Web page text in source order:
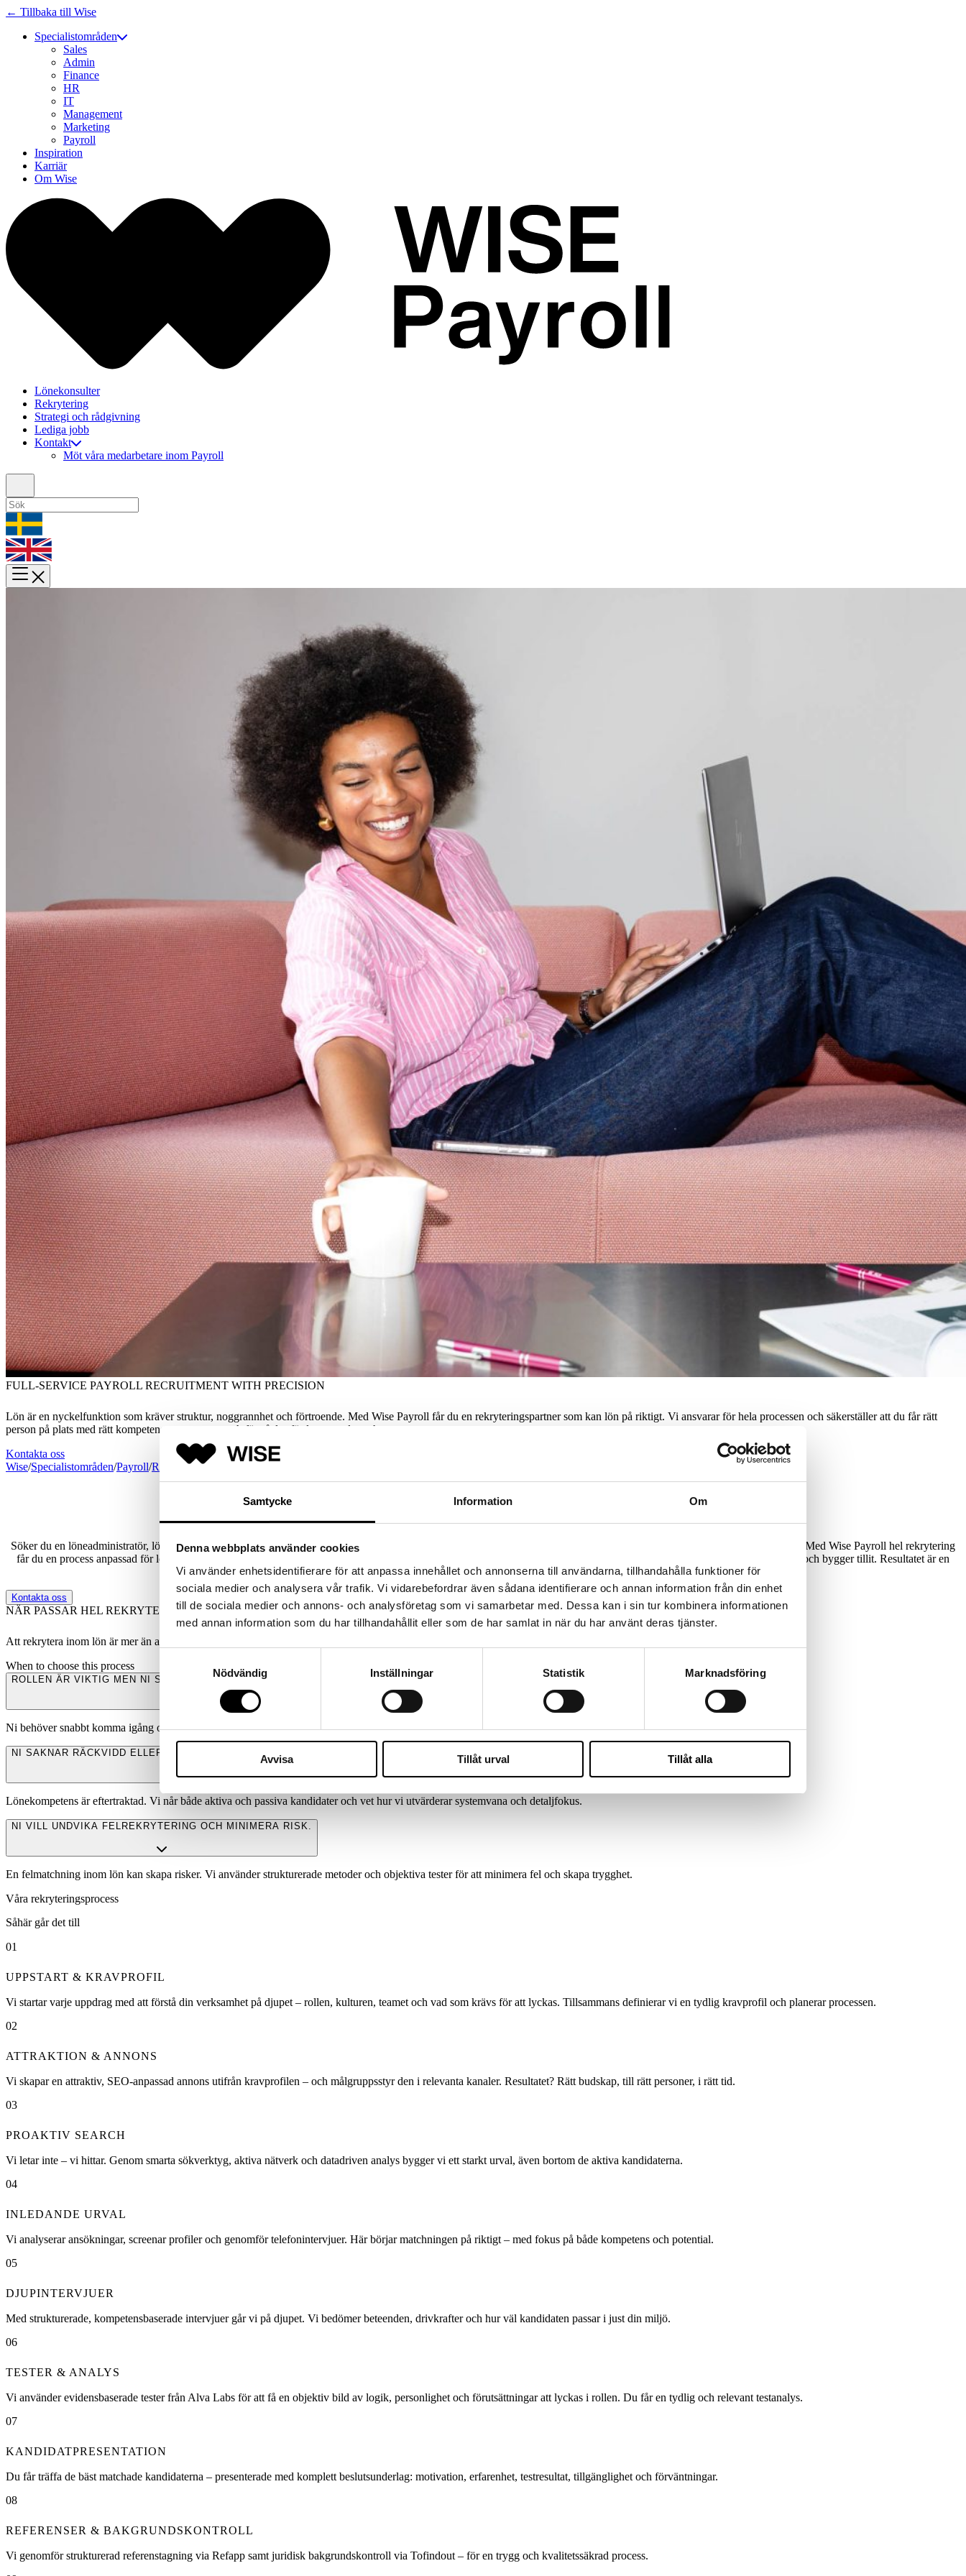
Samtycke Information Om
Denna webbplats använder cookies
Vi använder enhetsidentifierare för att anpassa innehållet och annonserna till användarna, tillhandahålla funktioner för
sociala medier och analysera vår trafik. Vi vidarebefordrar även sådana identifierare och annan information från din enhet
till de sociala medier och annons- och analysföretag som vi samarbetar med. Dessa kan i sin tur kombinera informationen
med annan information som du har tillhandahållit eller som de har samlat in när du har använt deras tjänster.
Nödvändig
Inställningar Statistik Marknadsföring
Avvisa Tillåt urval Tillåt alla
← Tillbaka till Wise
Specialistområden
Sales
Admin
Finance
HR
IT
Management
Marketing
Payroll
Inspiration
Karriär
Om Wise
Lönekonsulter
Rekrytering
Strategi och rådgivning
Lediga jobb
Kontakt
Möt våra medarbetare inom Payroll
FULL-SERVICE PAYROLL RECRUITMENT WITH PRECISION
Lön är en nyckelfunktion som kräver struktur, noggrannhet och förtroende. Med Wise Payroll får du en rekryteringspartner som kan lön på riktigt. Vi ansvarar för hela processen och säkerställer att du får rätt
person på plats med rätt kompetens, systemvana och förståelse för lagar, regler och processer.
Kontakta oss
Wise/Specialistområden/Payroll/Rekrytering/
Söker du en löneadministratör, lönespecialist eller teamledare som kan hantera både det operativa och det strategiska, men dessutom klarar av rollen, tempot och systemkraven? Med Wise Payroll hel rekrytering
får du en process anpassad för löneområdet. Vi kombinerar systemkunskap, branschförståelse och beprövade urvalsmetoder för att leverera kandidater som klarar komplexitet och bygger tillit. Resultatet är en
trygg, träffsäker rekrytering som gör skillnad från dag ett.
Kontakta oss
NÄR PASSAR HEL REKRYTERING?
Att rekrytera inom lön är mer än att fylla en funktion. Det handlar om tillit, lagkrav och kvalitet. Här är tre vanliga situationer där Wise Payroll helrekrytering gör verklig skillnad.
When to choose this process
ROLLEN ÄR VIKTIG MEN NI SAKNAR TID ATT DRIVA PROCESSEN SJÄLVA.
Ni behöver snabbt komma igång och vill ha en partner som tar ansvar för hela rekryteringsflödet.
NI SAKNAR RÄCKVIDD ELLER ERFARENHET INOM MARKNADSREKRYTERING.
Lönekompetens är eftertraktad. Vi når både aktiva och passiva kandidater och vet hur vi utvärderar systemvana och detaljfokus.
NI VILL UNDVIKA FELREKRYTERING OCH MINIMERA RISK.
En felmatchning inom lön kan skapa risker. Vi använder strukturerade metoder och objektiva tester för att minimera fel och skapa trygghet.
Våra rekryteringsprocess
Såhär går det till
01
UPPSTART & KRAVPROFIL
Vi startar varje uppdrag med att förstå din verksamhet på djupet – rollen, kulturen, teamet och vad som krävs för att lyckas. Tillsammans definierar vi en tydlig kravprofil och planerar processen.
02
ATTRAKTION & ANNONS
Vi skapar en attraktiv, SEO-anpassad annons utifrån kravprofilen – och målgruppsstyr den i relevanta kanaler. Resultatet? Rätt budskap, till rätt personer, i rätt tid.
03
PROAKTIV SEARCH
Vi letar inte – vi hittar. Genom smarta sökverktyg, aktiva nätverk och datadriven analys bygger vi ett starkt urval, även bortom de aktiva kandidaterna.
04
INLEDANDE URVAL
Vi analyserar ansökningar, screenar profiler och genomför telefonintervjuer. Här börjar matchningen på riktigt – med fokus på både kompetens och potential.
05
DJUPINTERVJUER
Med strukturerade, kompetensbaserade intervjuer går vi på djupet. Vi bedömer beteenden, drivkrafter och hur väl kandidaten passar i just din miljö.
06
TESTER & ANALYS
Vi använder evidensbaserade tester från Alva Labs för att få en objektiv bild av logik, personlighet och förutsättningar att lyckas i rollen. Du får en tydlig och relevant testanalys.
07
KANDIDATPRESENTATION
Du får träffa de bäst matchade kandidaterna – presenterade med komplett beslutsunderlag: motivation, erfarenhet, testresultat, tillgänglighet och förväntningar.
08
REFERENSER & BAKGRUNDSKONTROLL
Vi genomför strukturerad referenstagning via Refapp samt juridisk bakgrundskontroll via Tofindout – för en trygg och kvalitetssäkrad process.